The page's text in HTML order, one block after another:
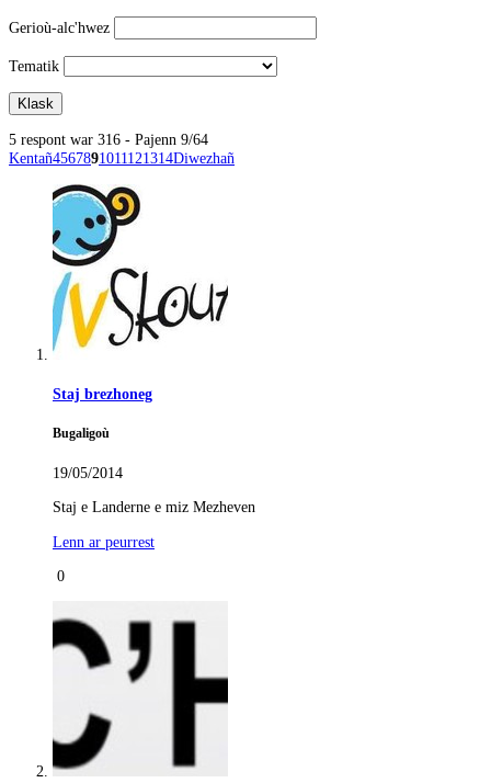
Gerioù-alc'hwez
Tematik
5 respont war 316 - Pajenn 9/64
Kentañ4567891011121314Diwezhañ
Staj brezhoneg
Bugaligoù
19/05/2014
Staj e Landerne e miz Mezheven
Lenn ar peurrest
0